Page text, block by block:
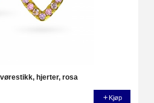
hjerter, rosa
Kjøp